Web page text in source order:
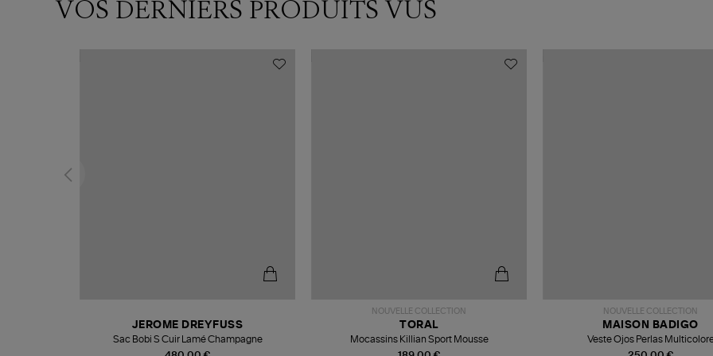
VOS DERNIERS PRODUITS VUS
JEROME DREYFUSS
Sac Bobi S Cuir Lamé Champagne
NOUVELLE COLLECTION
TORAL
Mocassins Killian Sport Mousse
NOUVELLE COLLECTION
MAISON BADIGO
Veste Ojos Perlas